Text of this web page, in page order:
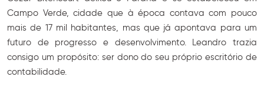
Campo Verde, cidade que à época contava com pouco
mais de 17 mil habitantes, mas que já apontava para um
futuro de progresso e desenvolvimento. Leandro trazia
consigo um propósito: ser dono do seu próprio escritório de
contabilidade.